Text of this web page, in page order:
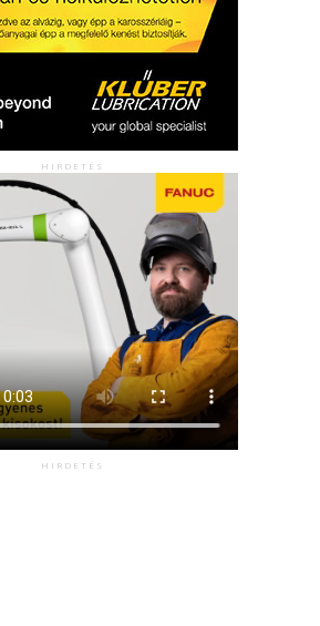
HIRDETÉS
HIRDETÉS